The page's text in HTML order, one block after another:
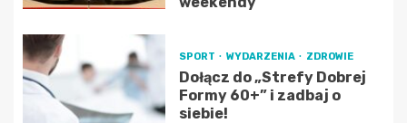
SPORT WYDARZENIA ZDROWIE
Dołącz do „Strefy Dobrej
Formy 60+” i zadbaj o
siebie!